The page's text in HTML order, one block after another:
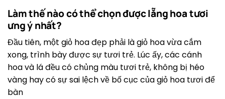
Làm thế nào có thể chọn được lẵng hoa tươi
ưng ý nhất?
Đầu tiên, một giỏ hoa đẹp phải là giỏ hoa vừa cắm
xong, trình bày được sự tươi trẻ. Lúc ấy, các cánh
hoa và lá đều có chủng màu tươi trẻ, không bị héo
vàng hay có sự sai lệch về bố cục của giỏ hoa tươi để
bàn